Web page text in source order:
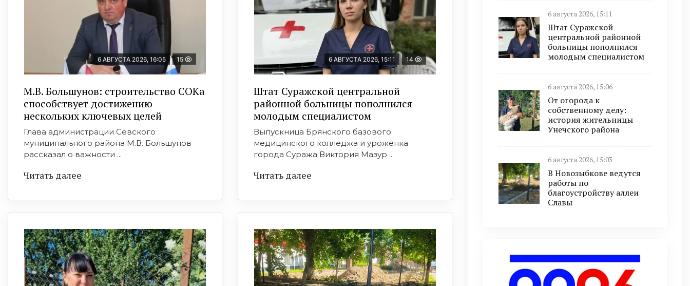
6 АВГУСТА 2026, 16:05 15
М.В. Большунов: строительство СОКа
способствует достижению
нескольких ключевых целей
Глава администрации Севского
муниципального района М.В. Большунов
рассказал о важности ...
Читать далее
6 АВГУСТА 2026, 15:11 14
Штат Суражской центральной
районной больницы пополнился
молодым специалистом
Выпускница Брянского базового
медицинского колледжа и уроженка
города Суража Виктория Мазур ...
Читать далее
6 августа 2026, 15:11
Штат Суражской
центральной районной
больницы пополнился
молодым специалистом
6 августа 2026, 15:06
От огорода к
собственному делу:
история жительницы
Унечского района
6 августа 2026, 15:03
В Новозыбкове ведутся
работы по
благоустройству аллеи
Славы